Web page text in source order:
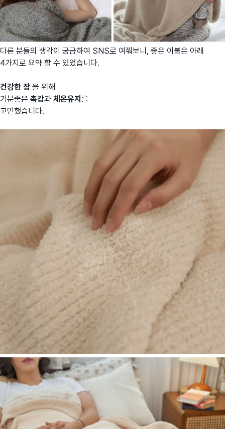
다른 분들의 생각이 궁금하여 SNS로 여쭤보니, 좋은 이불은 아래
4가지로 요약 할 수 있었습니다.
건강한 잠 을 위해
기분좋은 촉감과체온유지 를
고민했습니다.